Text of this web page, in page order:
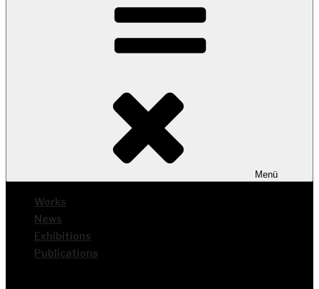
Menü
Works
News
Exhi­bi­ti­ons
Publi­ca­ti­ons